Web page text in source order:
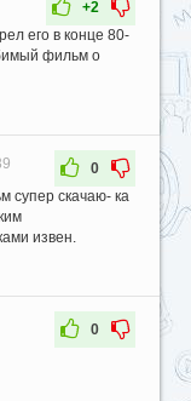
+2
его в конце 80-
фильм о
0
супер скачаю- ка
извен.
0